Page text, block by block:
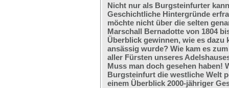
Nicht nur als Burgsteinfurter
Geschichtliche Hintergründe
möchte nicht über die selten
Marschall Bernadotte von 1804
Überblick gewinnen, wie es dazu
ansässig wurde? Wie kam es
aller Fürsten unseres
Muss man doch gesehen haben!
Burgsteinfurt die westliche Welt
einem Überblick 2000-jähriger